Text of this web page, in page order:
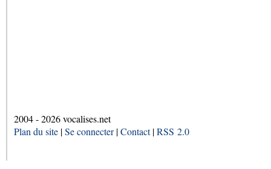
2004 - 2026 vocalises.net
Plan du site |Se connecter|Contact|RSS 2.0